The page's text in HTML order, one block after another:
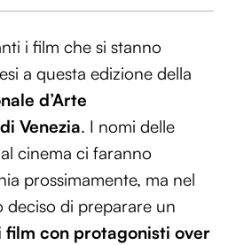
i film che si stanno
a questa edizione della
d’Arte
Venezia. I nomi delle
cinema ci faranno
prossimamente, ma nel
di preparare un
film con protagonisti over